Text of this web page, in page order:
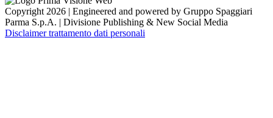
Copyright 2026 | Engineered and powered by Gruppo Spaggiari
Parma S.p.A. | Divisione Publishing & New Social Media
Disclaimer trattamento dati personali